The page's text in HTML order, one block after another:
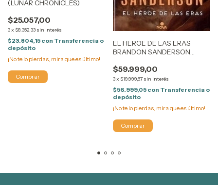
(LUNAR CHRONICLES)
$25.057,00
3x $8.352,33 sin interés
$23.804,15 con Transferencia o
depósito
¡No te lo pierdas, mira que es último!
EL HEROE DE LAS ERAS
BRANDON SANDERSON
$59.999,00
3x $19.999,67 sin interés
$56.999,05 con Transferencia o
depósito
¡No te lo pierdas, mira que es último!